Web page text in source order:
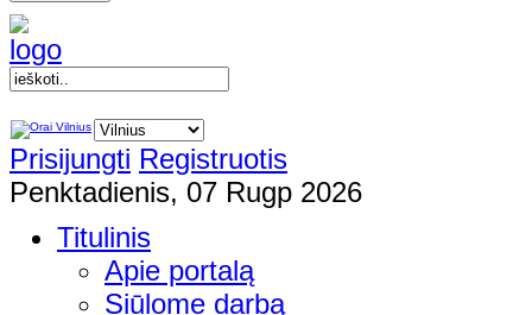
Prisijungti Registruotis
Penktadienis, 07 Rugp 2026
Titulinis
Apie portalą
Siūlome darbą